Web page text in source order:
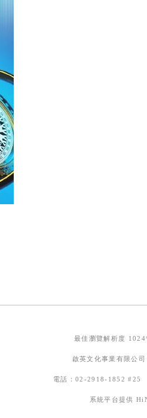
最佳瀏覽解析度
啟英文化事業有限公
電話：02-2918-1852
系統平台提供